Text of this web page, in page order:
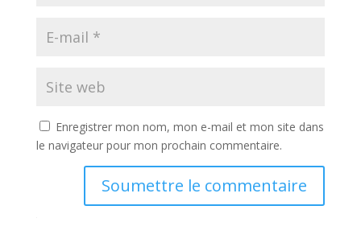
Enregistrer mon nom, mon e-mail et mon site dans
le navigateur pour mon prochain commentaire.
Soumettre le commentaire